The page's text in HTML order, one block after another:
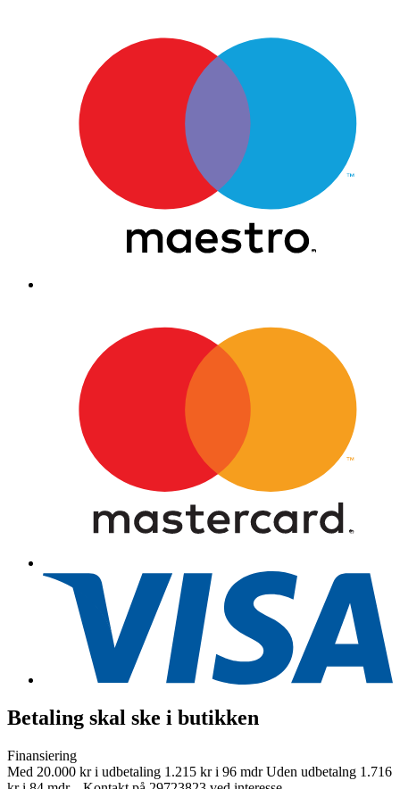
Betaling skal ske i butikken
Finansiering
Med 20.000 kr i udbetaling 1.215 kr i 96 mdr Uden udbetalng 1.716